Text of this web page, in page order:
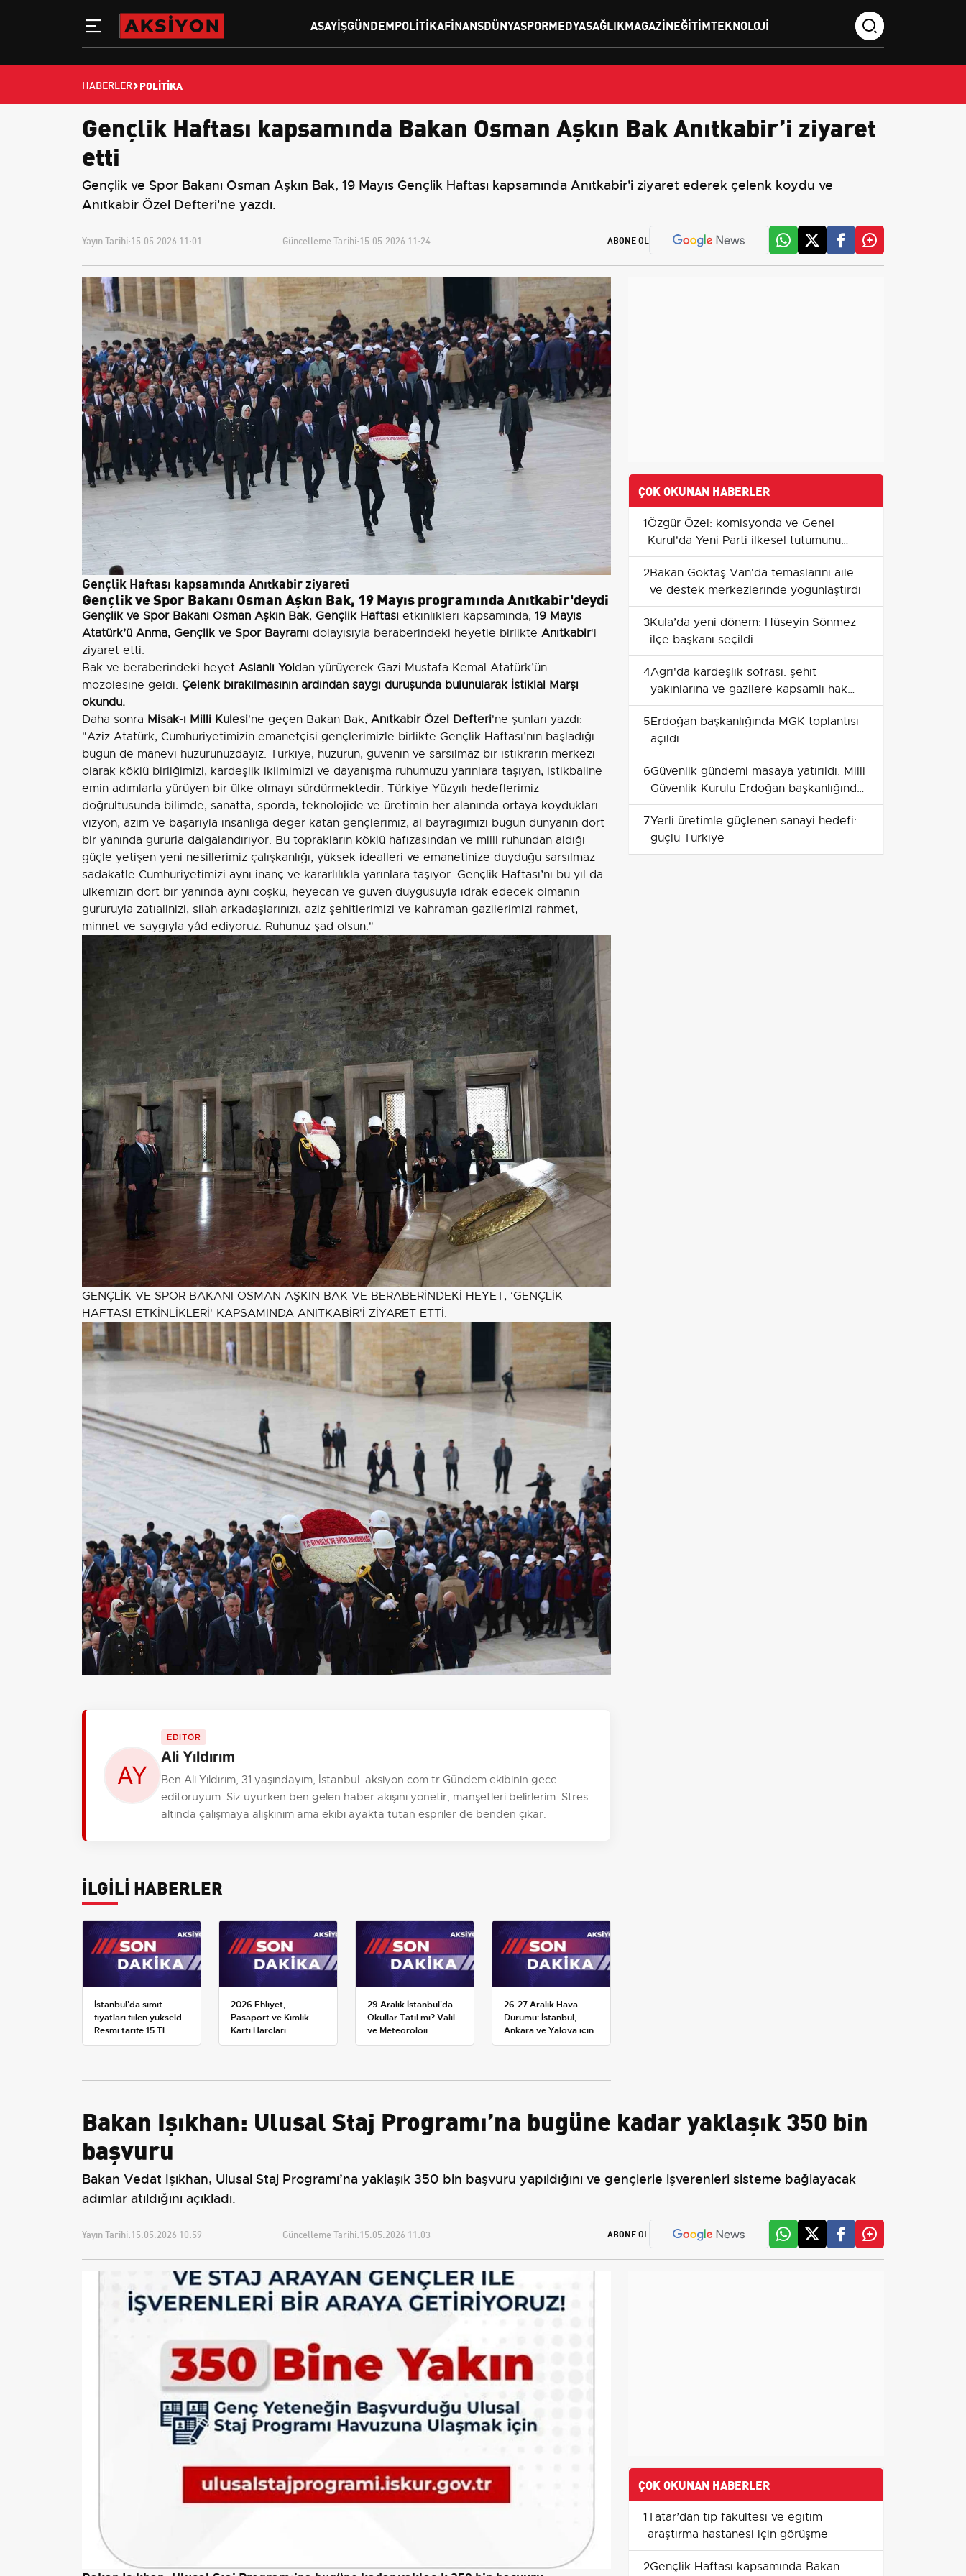
ASAYIŞGÜNDEMPOLITIKAFINANSDÜNYASPORMEDYASAĞLIKMAGAZINEĞITIMTEKNOLOJI
HABERLER POLITIKA
Gençlik Haftası kapsamında Bakan Osman Aşkın Bak Anıtkabir’i ziyaret
etti
Gençlik ve Spor Bakanı Osman Aşkın Bak, 19 Mayıs Gençlik Haftası kapsamında Anıtkabir'i ziyaret ederek çelenk koydu ve
Anıtkabir Özel Defteri'ne yazdı.
Yayın Tarihi:15.05.2026 11:01 Güncelleme Tarihi:15.05.2026 11:24 ABONE OL
Gençlik Haftası kapsamında Anıtkabir ziyareti
Gençlik ve Spor Bakanı Osman Aşkın Bak, 19 Mayıs programında Anıtkabir'deydi
Gençlik ve Spor Bakanı Osman Aşkın Bak, Gençlik Haftası etkinlikleri kapsamında, 19 Mayıs
Atatürk’ü Anma, Gençlik ve Spor Bayramı dolayısıyla beraberindeki heyetle birlikte Anıtkabir'i
ziyaret etti.
Bak ve beraberindeki heyet Aslanlı Yoldan yürüyerek Gazi Mustafa Kemal Atatürk’ün
mozolesine geldi. Çelenk bırakılmasının ardından saygı duruşunda bulunularak İstiklal Marşı
okundu.
Daha sonra Misak-ı Milli Kulesi'ne geçen Bakan Bak, Anıtkabir Özel Defteri'ne şunları yazdı:
"Aziz Atatürk, Cumhuriyetimizin emanetçisi gençlerimizle birlikte Gençlik Haftası’nın başladığı
bugün de manevi huzurunuzdayız. Türkiye, huzurun, güvenin ve sarsılmaz bir istikrarın merkezi
olarak köklü birliğimizi, kardeşlik iklimimizi ve dayanışma ruhumuzu yarınlara taşıyan, istikbaline
emin adımlarla yürüyen bir ülke olmayı sürdürmektedir. Türkiye Yüzyılı hedeflerimiz
doğrultusunda bilimde, sanatta, sporda, teknolojide ve üretimin her alanında ortaya koydukları
vizyon, azim ve başarıyla insanlığa değer katan gençlerimiz, al bayrağımızı bugün dünyanın dört
bir yanında gururla dalgalandırıyor. Bu toprakların köklü hafızasından ve milli ruhundan aldığı
güçle yetişen yeni nesillerimiz çalışkanlığı, yüksek idealleri ve emanetinize duyduğu sarsılmaz
sadakatle Cumhuriyetimizi aynı inanç ve kararlılıkla yarınlara taşıyor. Gençlik Haftası’nı bu yıl da
ülkemizin dört bir yanında aynı coşku, heyecan ve güven duygusuyla idrak edecek olmanın
gururuyla zatıalinizi, silah arkadaşlarınızı, aziz şehitlerimizi ve kahraman gazilerimizi rahmet,
minnet ve saygıyla yâd ediyoruz. Ruhunuz şad olsun."
GENÇLİK VE SPOR BAKANI OSMAN AŞKIN BAK VE BERABERİNDEKİ HEYET, ‘GENÇLİK
HAFTASI ETKİNLİKLERİ' KAPSAMINDA ANITKABİR'İ ZİYARET ETTİ.
EDİTÖR
Ali Yıldırım
Ben Ali Yıldırım, 31 yaşındayım, İstanbul. aksiyon.com.tr Gündem ekibinin gece
editörüyüm. Siz uyurken ben gelen haber akışını yönetir, manşetleri belirlerim. Stres
altında çalışmaya alışkınım ama ekibi ayakta tutan espriler de benden çıkar.
İLGİLİ HABERLER
İstanbul'da simit
fiyatları fiilen yükseldi:
Resmi tarife 15 TL,
satışlar 20-25 TL'ye
2026 Ehliyet,
Pasaport ve Kimlik
Kartı Harçları
Resmileşti: Yeni
29 Aralık İstanbul'da
Okullar Tatil mi? Valilik
ve Meteoroloji
Açıklamaları
26-27 Aralık Hava
Durumu: İstanbul,
Ankara ve Yalova için
Kar Tahminleri
ÇOK OKUNAN HABERLER
1Özgür Özel: komisyonda ve Genel
Kurul'da Yeni Parti ilkesel tutumunu
sürdürecek
2Bakan Göktaş Van'da temaslarını aile
ve destek merkezlerinde yoğunlaştırdı
3Kula’da yeni dönem: Hüseyin Sönmez
ilçe başkanı seçildi
4Ağrı'da kardeşlik sofrası: şehit
yakınlarına ve gazilere kapsamlı hak
düzenlemesi
5Erdoğan başkanlığında MGK toplantısı
açıldı
6Güvenlik gündemi masaya yatırıldı: Milli
Güvenlik Kurulu Erdoğan başkanlığında
toplandı
7Yerli üretimle güçlenen sanayi hedefi:
güçlü Türkiye
Bakan Işıkhan: Ulusal Staj Programı’na bugüne kadar yaklaşık 350 bin
başvuru
Bakan Vedat Işıkhan, Ulusal Staj Programı’na yaklaşık 350 bin başvuru yapıldığını ve gençlerle işverenleri sisteme bağlayacak
adımlar atıldığını açıkladı.
Yayın Tarihi:15.05.2026 10:59 Güncelleme Tarihi:15.05.2026 11:03 ABONE OL
ÇOK OKUNAN HABERLER
1Tatar’dan tıp fakültesi ve eğitim
araştırma hastanesi için görüşme
2Gençlik Haftası kapsamında Bakan